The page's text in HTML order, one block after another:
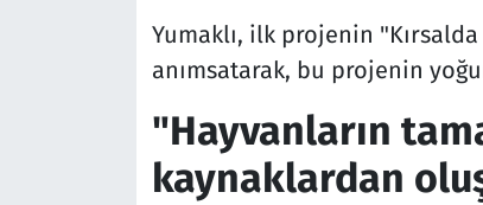
Yumaklı, ilk projenin
anımsatarak, bu projenin
"Hayvanların
kaynaklardan